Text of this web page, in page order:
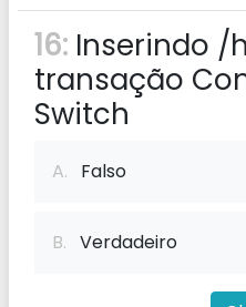
16: Inserindo /
transação
Switch
A. Falso
B. Verdadeiro